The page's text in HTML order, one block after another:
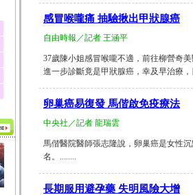
感冒喉嚨痛 抽驗揪出甲狀腺癌
自由時報／記者 王涵平
37歲陳小姐感冒喉嚨不適，前往柳營奇
進一步診斷竟是甲狀腺癌，幸及早治療
卵巢癌易復發 馬偕啟免疫療法
中央社／記者 龍瑞雲
馬偕醫院醫師張志隆說，卵巢癌是女性
名。........
長期服用避孕藥 失明風險大增